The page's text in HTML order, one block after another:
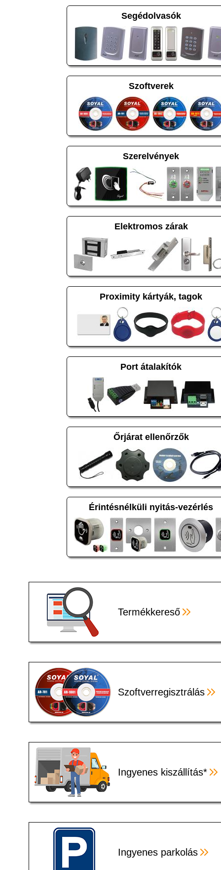
Segédolvasók
Szoftverek
Szerelvények
Elektromos zárak
Proximity kártyák, tagok
Port átalakítók
Őrjárat ellenőrzők
Érintésnélküli nyitás-vezérlés
Termékkereső
Szoftverregisztrálás
Ingyenes kiszállítás*
Ingyenes parkolás